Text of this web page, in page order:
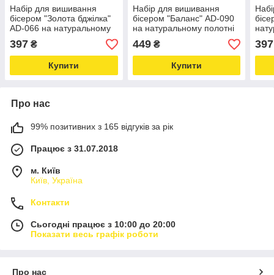
Набір для вишивання
бісером "Золота бджілка"
AD-066 на натуральному
полотні Love&Life -online-
multimarket-
397 ₴
Купити
Набір для вишивання
бісером "Баланс" AD-090
на натуральному полотні
Love&Life -online-
multimarket-
449₴
Купити
397
Про нас
99% позитивних з 165 відгуків за рік
Працює з 31.07.2018
м. Київ
Київ, Україна
Контакти
Сьогодні працює з 10:00 до 20:00
Показати весь графік роботи
Про нас